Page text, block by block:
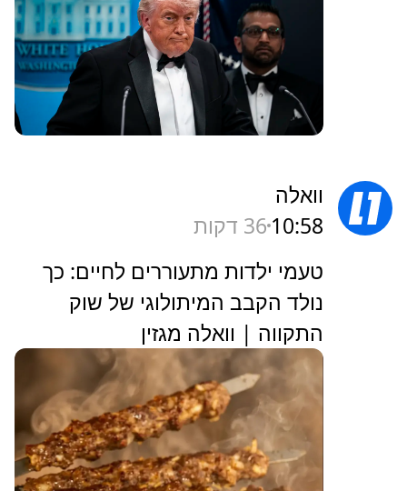
וואלה
10:58 36 דקות
טעמי ילדות מתעוררים לחיים: כך
נולד הקבב המיתולוגי של שוק
התקווה | וואלה מגזין